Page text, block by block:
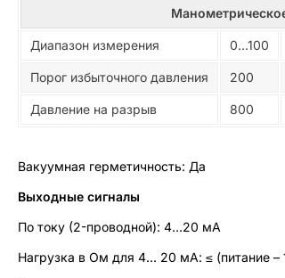
Диапазон измерения 0...100
Порог избыточного давления 200
Давление на разрыв 800
Вакуумная герметичность: Да
Выходные сигналы
По току (2-проводной): 4…20 мА
Нагрузка в Ом для 4… 20 мА: ≤ (питание